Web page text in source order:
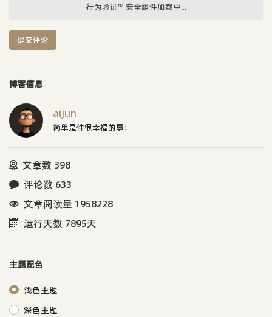
行为验证™ 安全组件加载中...
提交评论
博客信息
aijun
简单是件很幸福的事！
文章数 398
评论数 633
文章阅读量 1958228
运行天数 7895天
主题配色
浅色主题
深色主题